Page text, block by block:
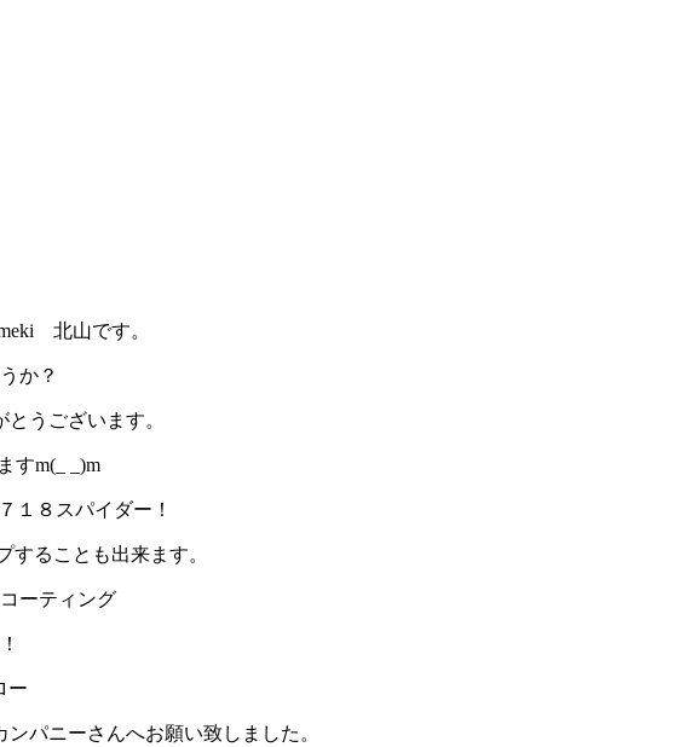
北山です。
か？
うございます。
すm(_ _)m
１８スパイダー！
することも出来ます。
ー
パニーさんへお願い致しました。